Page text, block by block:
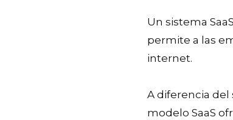
Un sistema
permite a las
internet.
A diferencia
modelo SaaS